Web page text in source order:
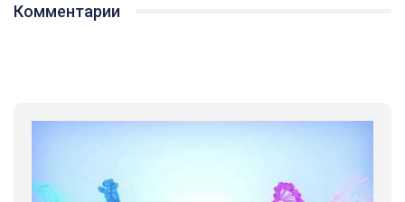
Комментарии
5/17/2020
навіть коли ми у різних містах та не можемо зустрінеться, ми
разом. Ми закликаємо всіх хто поділяє цінності рівності та
423 Просмотров • 1 Комментариев